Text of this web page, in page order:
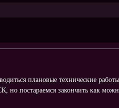
плановые технические
но постараемся закончить как